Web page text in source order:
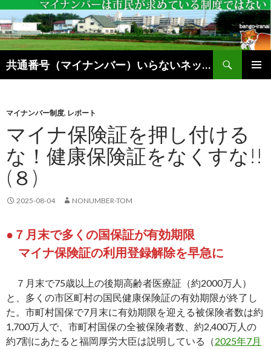
共通番号（マイナンバー）いらないネットブログ
検
索
ン
へ
ス
キ
ッ
プ
マイナンバー制度, レポート
マイナ保険証を押し付ける
な！健康保険証をなくすな!!
(８)
2025-08-04 NONUMBER-TOM
●７月末で多くの国保証が有効期限
マイナ保険証の利用登録解除を早急に
７月末で75歳以上の後期高齢者医療証（約2000万人）
と、多くの市区町村の国民健康保険証の有効期限が終了し
た。市町村国保で7月末に有効期限を迎える被保険者数は約
1,700万人で、市町村国保の全被保険者数、約2,400万人の
約7割にあたると福岡厚労大臣は説明している（2025年7月